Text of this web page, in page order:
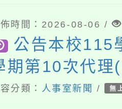
》溝通分析基
學生輔導中心
商輔導、社會
縣政府辦理
園短影音徵選
章及活動海報
學年度學生
補助參觀特色
實施計畫」
教育部表揚
時間：2026-08-06 /
公告本校115
期第10次代理
結果(尚有缺
分類： 人事室新聞 / 無